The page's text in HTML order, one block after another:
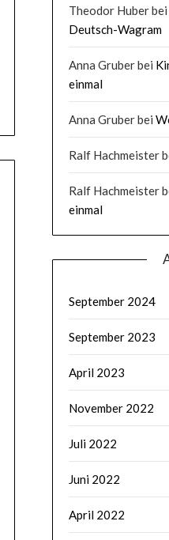
Theodor Huberbei
Deutsch-Wagram
Anna Gruberbei
einmal
Anna Gruberbei
Ralf Hachmeister
Ralf Hachmeister
einmal
September 2024
September 2023
April 2023
November 2022
Juli 2022
Juni 2022
April 2022